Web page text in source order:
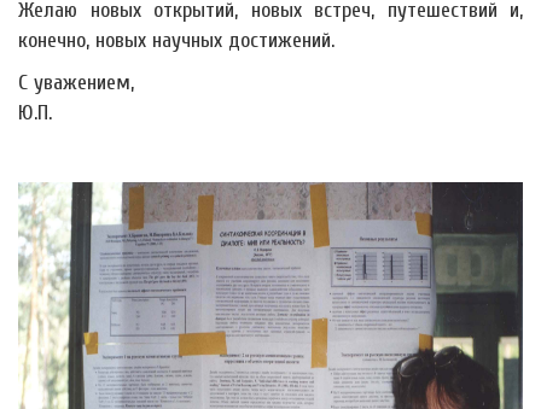
Желаю новых открытий, новых встреч, путешествий и,
конечно, новых научных достижений.
С уважением,
Ю.П.